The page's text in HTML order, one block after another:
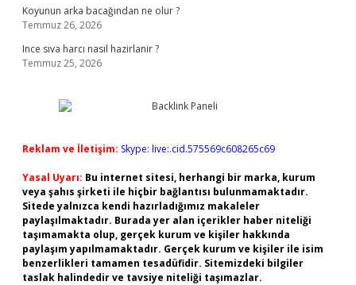
Koyunun arka bacağından ne olur ?
Temmuz 26, 2026
Ince sıva harcı nasıl hazirlanir ?
Temmuz 25, 2026
Reklam ve İletişim: Skype: live:.cid.575569c608265c69
Yasal Uyarı: Bu internet sitesi, herhangi bir marka, kurum
veya şahıs şirketi ile hiçbir bağlantısı bulunmamaktadır.
Sitede yalnızca kendi hazırladığımız makaleler
paylaşılmaktadır. Burada yer alan içerikler haber niteliği
taşımamakta olup, gerçek kurum ve kişiler hakkında
paylaşım yapılmamaktadır. Gerçek kurum ve kişiler ile isim
benzerlikleri tamamen tesadüfidir. Sitemizdeki bilgiler
taslak halindedir ve tavsiye niteliği taşımazlar.